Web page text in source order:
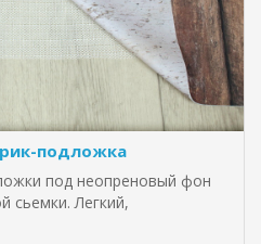
подложка
под неопреновый фон
сьемки. Легкий,